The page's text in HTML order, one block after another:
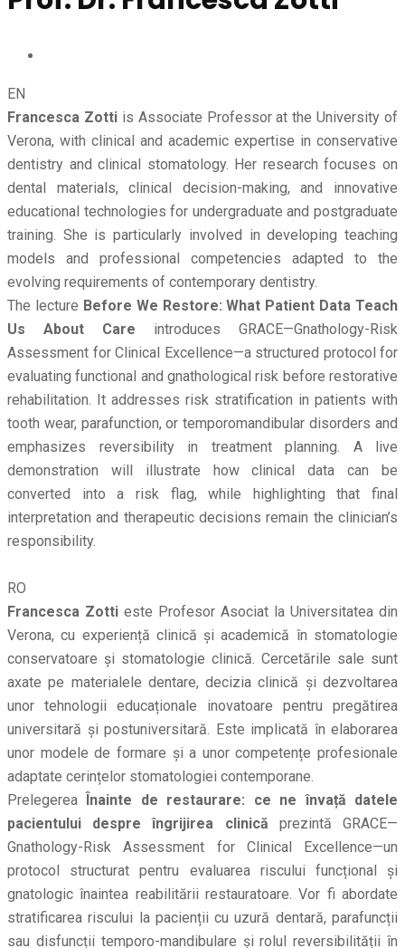
EN
Francesca Zottiis Associate Professor at the University of
Verona, with clinical and academic expertise in conservative
dentistry and clinical stomatology. Her research focuses on
dental materials, clinical decision-making, and innovative
educational technologies for undergraduate and postgraduate
training. She is particularly involved in developing teaching
models and professional competencies adapted to the
evolving requirements of contemporary dentistry.
The lecture Before We Restore: What Patient Data Teach
Us About Care introduces GRACE—Gnathology-Risk
Assessment for Clinical Excellence—a structured protocol for
evaluating functional and gnathological risk before restorative
rehabilitation. It addresses risk stratification in patients with
tooth wear, parafunction, or temporomandibular disorders and
emphasizes reversibility in treatment planning. A live
demonstration will illustrate how clinical data can be
converted into a risk flag, while highlighting that final
interpretation and therapeutic decisions remain the clinician’s
responsibility.
RO
Francesca Zotti este Profesor Asociat la Universitatea din
Verona, cu experiență clinică și academică în stomatologie
conservatoare și stomatologie clinică. Cercetările sale sunt
axate pe materialele dentare, decizia clinică și dezvoltarea
unor tehnologii educaționale inovatoare pentru pregătirea
universitară și postuniversitară. Este implicată în elaborarea
unor modele de formare și a unor competențe profesionale
adaptate cerințelor stomatologiei contemporane.
Prelegerea Înainte de restaurare: ce ne învață datele
pacientului despre îngrijirea clinică prezintă GRACE—
Gnathology-Risk Assessment for Clinical Excellence—un
protocol structurat pentru evaluarea riscului funcțional și
gnatologic înaintea reabilitării restauratoare. Vor fi abordate
stratificarea riscului la pacienții cu uzură dentară, parafuncții
sau disfuncții temporo-mandibulare și rolul reversibilității în